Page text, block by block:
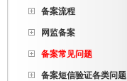
备案流程
网监备案
备案常见问题
备案短信验证各类问题